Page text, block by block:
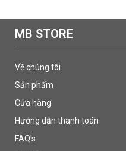
MB STORE
Về chúng tôi
Sản phẩm
Cửa hàng
Hướng dẫn thanh toán
FAQ's